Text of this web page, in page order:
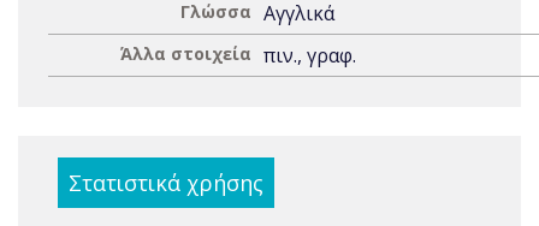
Γλώσσα Αγγλικά
Άλλα στοιχεία πιν., γραφ.
Στατιστικά χρήσης